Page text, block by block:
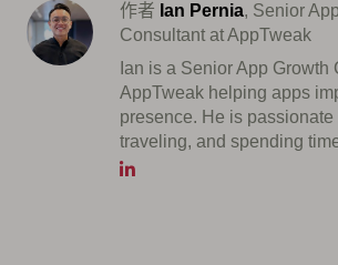
作者 Ian Pernia, Senior
Consultant at AppTweak
Ian is a Senior App Growth
AppTweak helping apps
presence. He is passionate
traveling, and spending